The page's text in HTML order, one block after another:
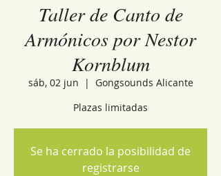
Taller de Canto de
Armónicos por Nestor
Kornblum
sáb, 02 jun
  |
Gongsounds Alicante
Plazas limitadas
Se ha cerrado la posibilidad de
registrarse